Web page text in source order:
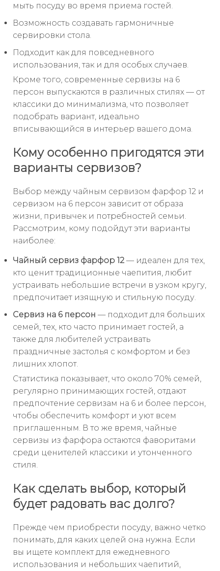
мыть посуду во время приема гостей.
Возможность создавать гармоничные
сервировки стола.
Подходит как для повседневного
использования, так и для особых случаев.
Кроме того, современные сервизы на 6
персон выпускаются в различных стилях — от
классики до минимализма, что позволяет
подобрать вариант, идеально
вписывающийся в интерьер вашего дома.
Кому особенно пригодятся эти
варианты сервизов?
Выбор между чайным сервизом фарфор 12 и
сервизом на 6 персон зависит от образа
жизни, привычек и потребностей семьи.
Рассмотрим, кому подойдут эти варианты
наиболее:
Чайный сервиз фарфор 12 — идеален для тех,
кто ценит традиционные чаепития, любит
устраивать небольшие встречи в узком кругу,
предпочитает изящную и стильную посуду.
Сервиз на 6 персон — подходит для больших
семей, тех, кто часто принимает гостей, а
также для любителей устраивать
праздничные застолья с комфортом и без
лишних хлопот.
Статистика показывает, что около 70% семей,
регулярно принимающих гостей, отдают
предпочтение сервизам на 6 и более персон,
чтобы обеспечить комфорт и уют всем
приглашенным. В то же время, чайные
сервизы из фарфора остаются фаворитами
среди ценителей классики и утонченного
стиля.
Как сделать выбор, который
будет радовать вас долго?
Прежде чем приобрести посуду, важно четко
понимать, для каких целей она нужна. Если
вы ищете комплект для ежедневного
использования и небольших чаепитий,